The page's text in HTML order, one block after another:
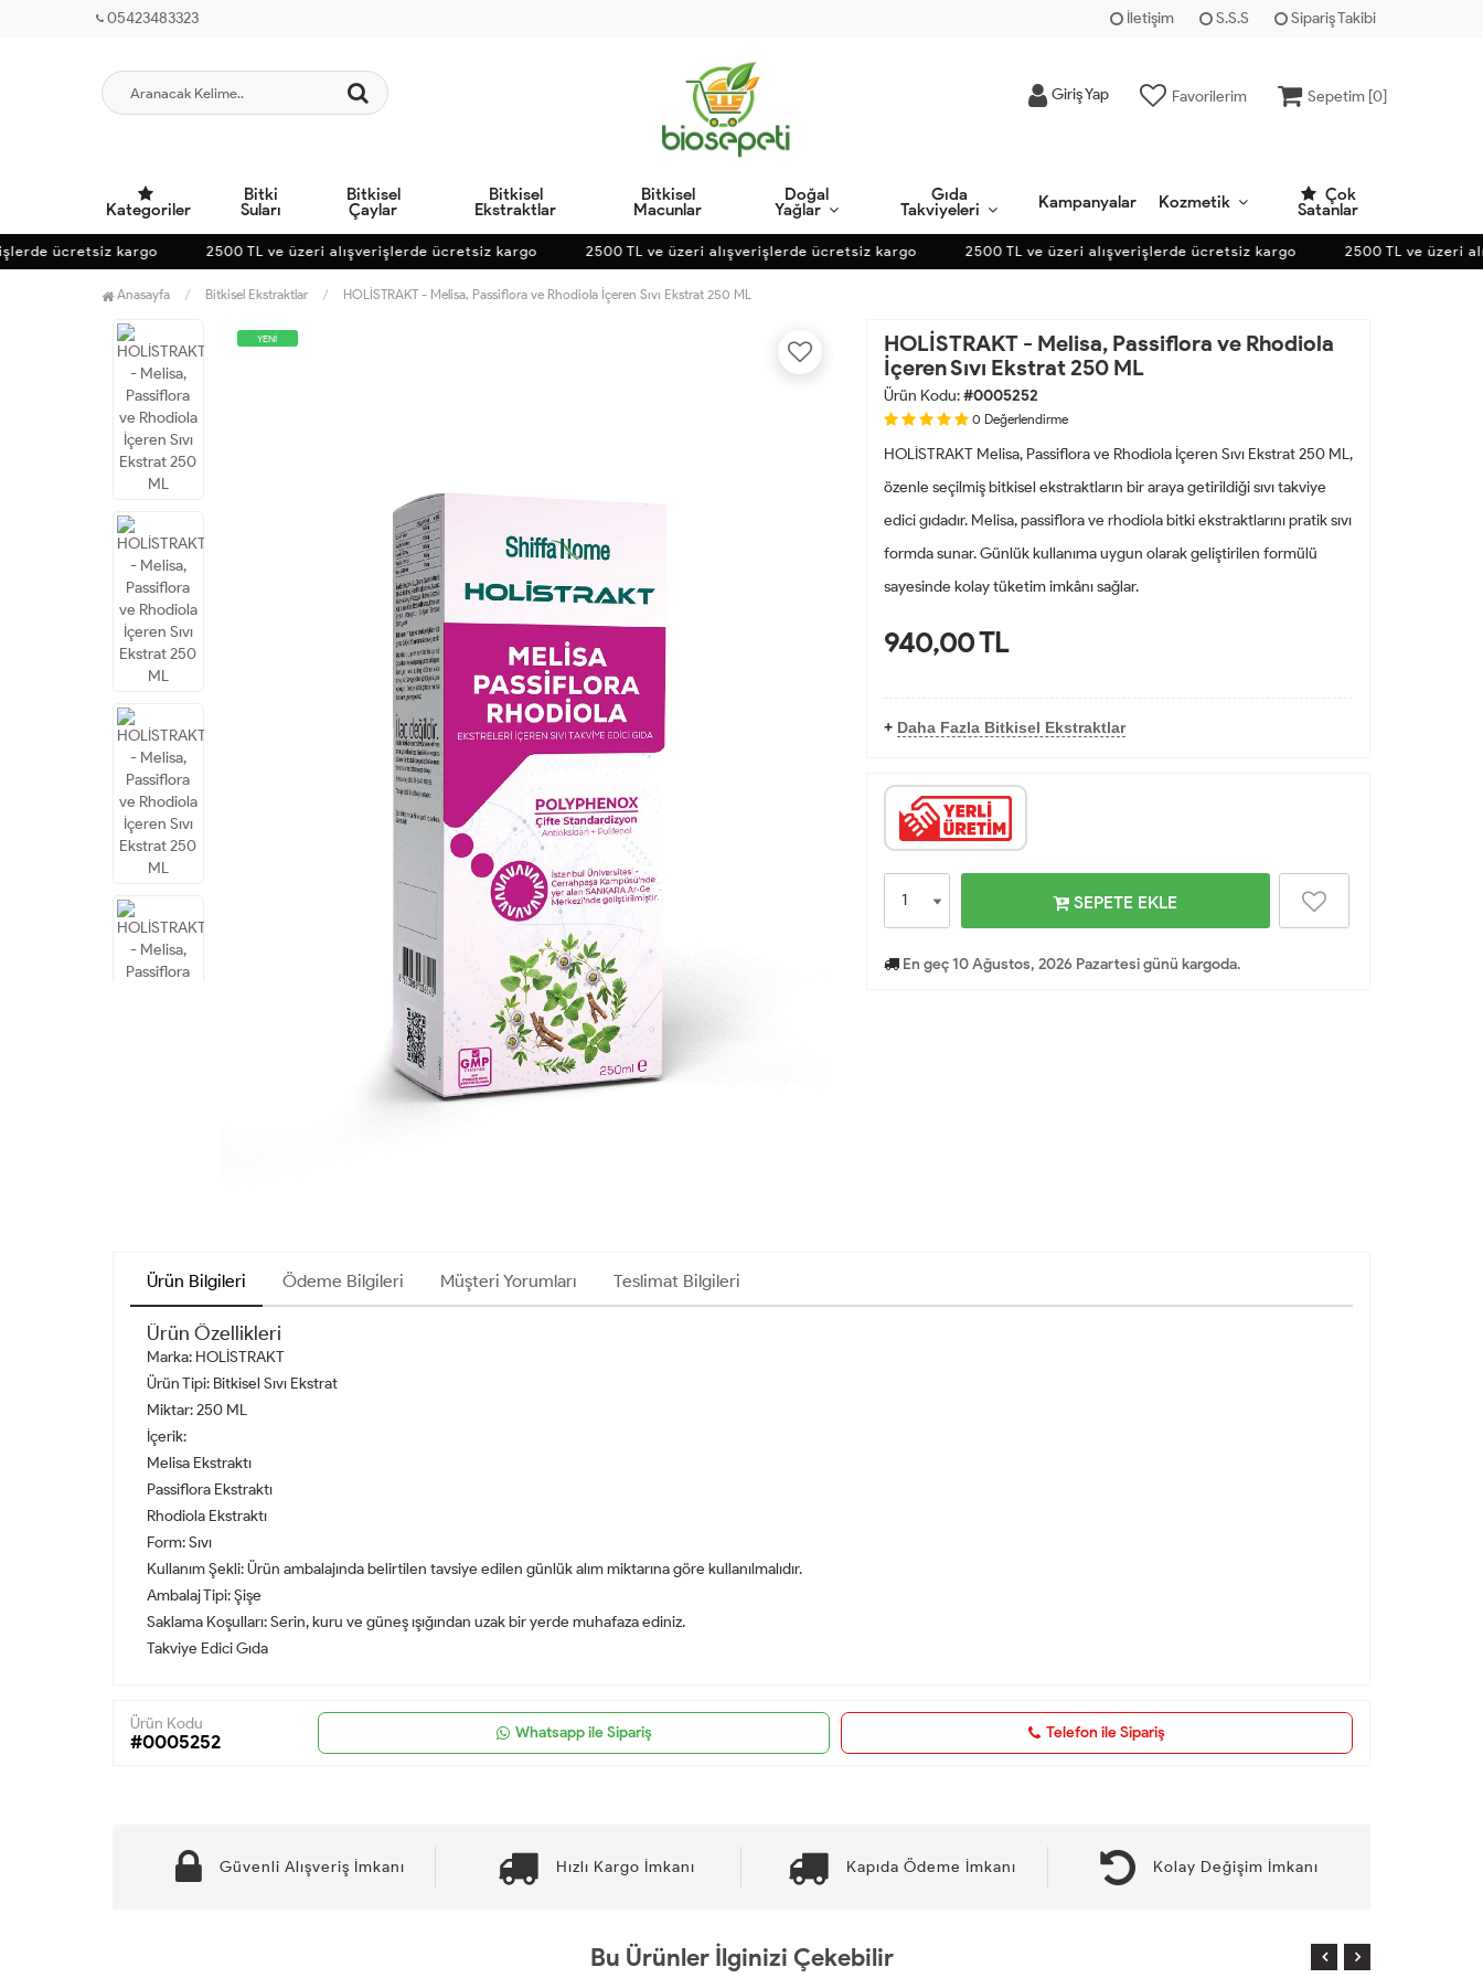
05423483323 İletişim S.S.S Sipariş Takibi
Giriş Yap Favorilerim Sepetim [0]
Kategoriler
Bitki
Suları
Bitkisel
Çaylar
Bitkisel
Ekstraktlar
Bitkisel
Macunlar
Doğal
Yağlar
Gıda
Takviyeleri Kampanyalar Kozmetik Çok
Satanlar
ücretsiz kargo 2500 TL ve üzeri alışverişlerde ücretsiz kargo 2500 TL ve üzeri alışverişlerde ücretsiz kargo 2500 TL ve üzeri alışverişlerde ücretsiz kargo 2500 TL ve üzeri
Anasayfa Bitkisel Ekstraktlar HOLİSTRAKT - Melisa, Passiflora ve Rhodiola İçeren Sıvı Ekstrat 250 ML
YENİ
HOLİSTRAKT - Melisa, Passiflora ve Rhodiola
İçeren Sıvı Ekstrat 250 ML
Ürün Kodu:#0005252
0 Değerlendirme
HOLİSTRAKT Melisa, Passiflora ve Rhodiola İçeren Sıvı Ekstrat 250 ML,
özenle seçilmiş bitkisel ekstraktların bir araya getirildiği sıvı takviye
edici gıdadır. Melisa, passiflora ve rhodiola bitki ekstraktlarını pratik sıvı
formda sunar. Günlük kullanıma uygun olarak geliştirilen formülü
sayesinde kolay tüketim imkânı sağlar.
940,00TL
+ Daha Fazla Bitkisel Ekstraktlar
SEPETE EKLE
En geç 10 Ağustos, 2026 Pazartesi günü kargoda.
Ürün Bilgileri Ödeme Bilgileri Müşteri Yorumları Teslimat Bilgileri
Ürün Özellikleri
Marka: HOLİSTRAKT
Ürün Tipi: Bitkisel Sıvı Ekstrat
Miktar: 250 ML
İçerik:
Melisa Ekstraktı
Passiflora Ekstraktı
Rhodiola Ekstraktı
Form: Sıvı
Kullanım Şekli: Ürün ambalajında belirtilen tavsiye edilen günlük alım miktarına göre kullanılmalıdır.
Ambalaj Tipi: Şişe
Saklama Koşulları: Serin, kuru ve güneş ışığından uzak bir yerde muhafaza ediniz.
Takviye Edici Gıda
Ürün Kodu
#0005252 Whatsapp ile Sipariş Telefon ile Sipariş
Güvenli Alışveriş İmkanı Hızlı Kargo İmkanı Kapıda Ödeme İmkanı Kolay Değişim İmkanı
Bu Ürünler İlginizi Çekebilir